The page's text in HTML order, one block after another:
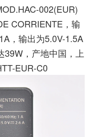
002(EUR)
CORRIENTE，输
，输出为5.0V-1.5A
39W，产地中国，上
EUR-C0